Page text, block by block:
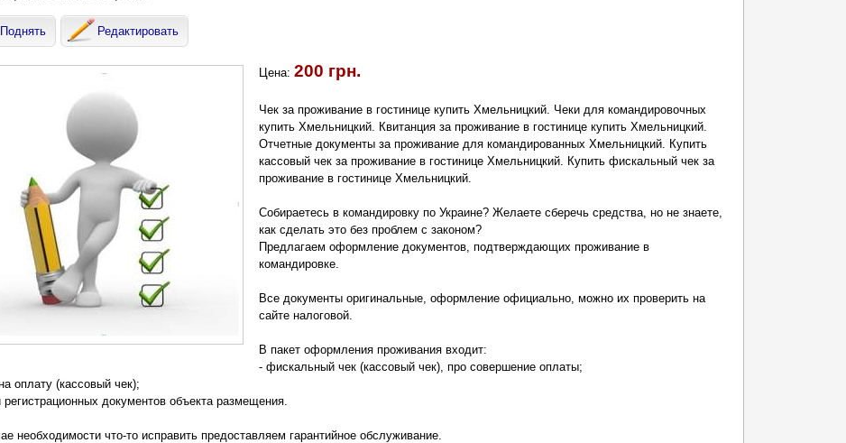
Поднять Редактировать
Цена: 200 грн.
Чек за проживание в гостинице купить Хмельницкий. Чеки для командировочных
купить Хмельницкий. Квитанция за проживание в гостинице купить Хмельницкий.
Отчетные документы за проживание для командированных Хмельницкий. Купить
кассовый чек за проживание в гостинице Хмельницкий. Купить фискальный чек за
проживание в гостинице Хмельницкий.
Собираетесь в командировку по Украине? Желаете сберечь средства, но не знаете,
как сделать это без проблем с законом?
Предлагаем оформление документов, подтверждающих проживание в
командировке.
Все документы оригинальные, оформление официально, можно их проверить на
сайте налоговой.
В пакет оформления проживания входит:
- фискальный чек (кассовый чек), про совершение оплаты;
оплату (кассовый чек);
регистрационных документов объекта размещения.
необходимости что-то исправить предоставляем гарантийное обслуживание.